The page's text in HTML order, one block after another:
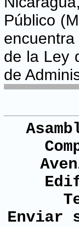
Público
de la Ley
de
Enviar